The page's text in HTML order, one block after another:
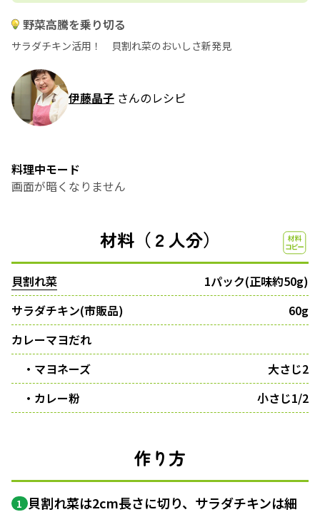
野菜高騰を乗り切る
サラダチキン活用！ 貝割れ菜のおいしさ新発見
伊藤晶子 さんのレシピ
料理中モード
画面が暗くなりません
材料（２人分）
貝割れ菜
1パック(正味約50g)
サラダチキン(市販品)
60g
カレーマヨだれ
・マヨネーズ
大さじ2
・カレー粉
小さじ1/2
作り方
1 貝割れ菜は2cm長さに切り、サラダチキンは細